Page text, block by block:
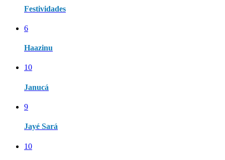
Festividades
6
Haazinu
10
Janucá
9
Jayé Sará
10